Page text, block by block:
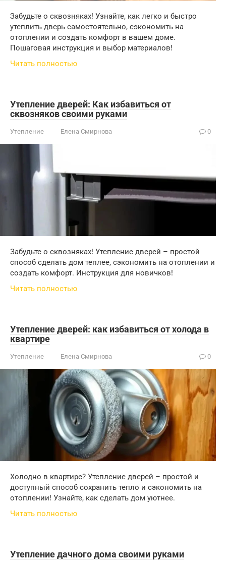
Забудьте о сквозняках! Узнайте, как легко и быстро
утеплить дверь самостоятельно, сэкономить на
отоплении и создать комфорт в вашем доме.
Пошаговая инструкция и выбор материалов!
Читать полностью
Утепление дверей: Как избавиться от
сквозняков своими руками
Утепление Елена Смирнова 0
Забудьте о сквозняках! Утепление дверей – простой
способ сделать дом теплее, сэкономить на отоплении и
создать комфорт. Инструкция для новичков!
Читать полностью
Утепление дверей: как избавиться от холода в
квартире
Утепление Елена Смирнова 0
Холодно в квартире? Утепление дверей – простой и
доступный способ сохранить тепло и сэкономить на
отоплении! Узнайте, как сделать дом уютнее.
Читать полностью
Утепление дачного дома своими руками